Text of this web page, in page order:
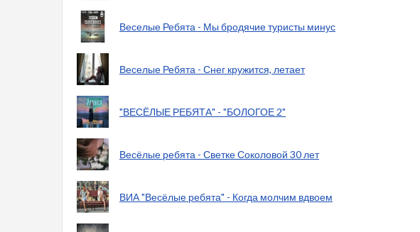
Веселые Ребята - Мы бродячие туристы минус
Веселые Ребята - Снег кружится, летает
"ВЕСЁЛЫЕ РЕБЯТА" - "БОЛОГОЕ 2"
Весёлые ребята - Светке Соколовой 30 лет
ВИА "Весёлые ребята" - Когда молчим вдвоем